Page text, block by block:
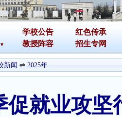
学校公告
红色传承
教授阵容 招生专网
新闻 ⇌ 2025年
促就业攻坚